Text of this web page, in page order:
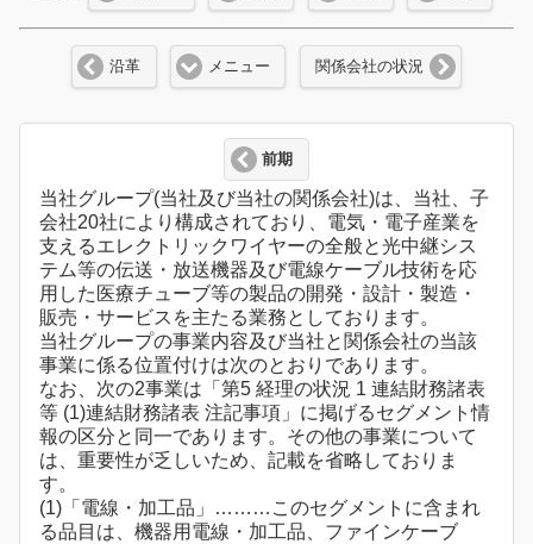
沿革 メニュー 関係会社の状況
前期
当社グループ(当社及び当社の関係会社)は、当社、子
会社20社により構成されており、電気・電子産業を
支えるエレクトリックワイヤーの全般と光中継シス
テム等の伝送・放送機器及び電線ケーブル技術を応
用した医療チューブ等の製品の開発・設計・製造・
販売・サービスを主たる業務としております。
当社グループの事業内容及び当社と関係会社の当該
事業に係る位置付けは次のとおりであります。
なお、次の2事業は「第5 経理の状況 1 連結財務諸表
等 (1)連結財務諸表 注記事項」に掲げるセグメント情
報の区分と同一であります。その他の事業について
は、重要性が乏しいため、記載を省略しておりま
す。
(1)「電線・加工品」………このセグメントに含まれ
る品目は、機器用電線・加工品、ファインケーブ